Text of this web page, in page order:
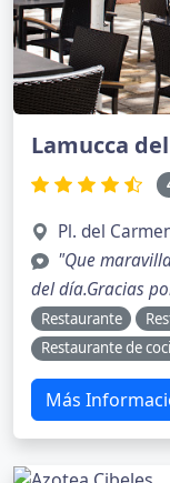
Lamucca
Pl. del
"Que
del día.Gracias
Restaurante
Restaurante de
Más